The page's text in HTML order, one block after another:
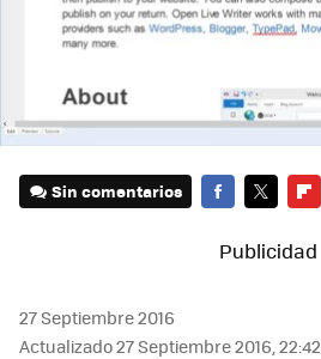
Sin comentarios
27 Septiembre 2016
Actualizado 27 Septiembre 2016, 22:42